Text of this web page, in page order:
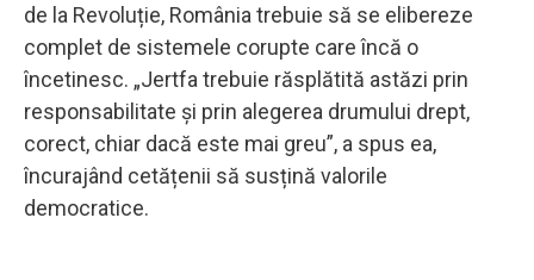
de la Revoluție, România trebuie să se elibereze
complet de sistemele corupte care încă o
încetinesc. „Jertfa trebuie răsplătită astăzi prin
responsabilitate și prin alegerea drumului drept,
corect, chiar dacă este mai greu”, a spus ea,
încurajând cetățenii să susțină valorile
democratice.